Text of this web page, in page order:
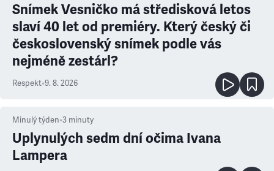
Snímek Vesničko má středisková letos
slaví 40 let od premiéry. Který český či
československý snímek podle vás
nejméně zestárl?
Respekt•9. 8. 2026
Minulý týden•3 minuty
Uplynulých sedm dní očima Ivana
Lampera